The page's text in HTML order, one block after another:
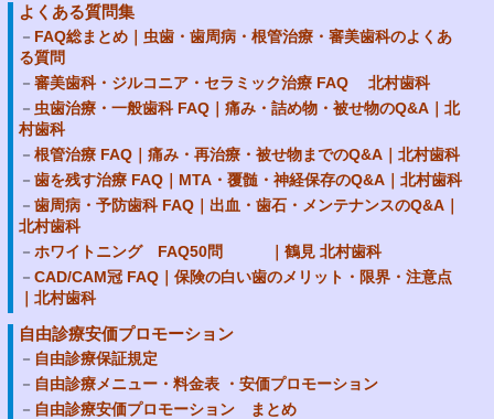
よくある質問集
FAQ総まとめ｜虫歯・歯周病・根管治療・審美歯科のよくあ
る質問
審美歯科・ジルコニア・セラミック治療 FAQ 北村歯科
虫歯治療・一般歯科 FAQ｜痛み・詰め物・被せ物のQ&A｜北
村歯科
根管治療 FAQ｜痛み・再治療・被せ物までのQ&A｜北村歯科
歯を残す治療 FAQ｜MTA・覆髄・神経保存のQ&A｜北村歯科
歯周病・予防歯科 FAQ｜出血・歯石・メンテナンスのQ&A｜
北村歯科
ホワイトニング FAQ50問 ｜鶴見 北村歯科
CAD/CAM冠 FAQ｜保険の白い歯のメリット・限界・注意点
｜北村歯科
自由診療安価プロモーション
自由診療保証規定
自由診療メニュー・料金表 ・安価プロモーション
自由診療安価プロモーション まとめ